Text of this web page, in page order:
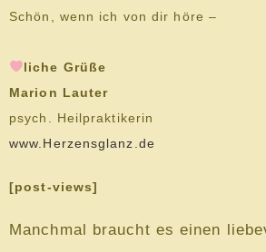
Schön, wenn ich von dir höre –
liche Grüße
Marion Lauter
psych. Heilpraktikerin
www.Herzensglanz.de
[post-views]
Manchmal braucht es einen